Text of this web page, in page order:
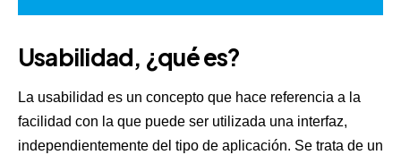
Usabilidad, ¿qué es?
La usabilidad es un concepto que hace referencia a la
facilidad con la que puede ser utilizada una interfaz,
independientemente del tipo de aplicación. Se trata de un